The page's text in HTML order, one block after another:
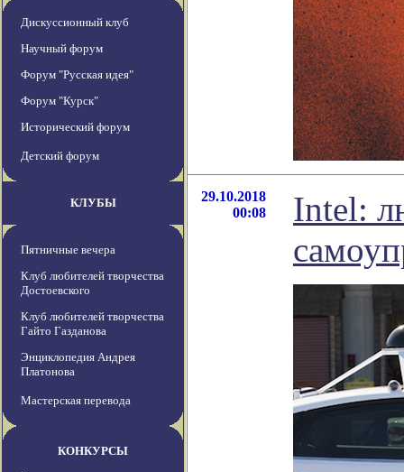
Дискуссионный клуб
Научный форум
Форум "Русская идея"
Форум "Курск"
Исторический форум
Детский форум
КЛУБЫ
Пятничные вечера
Клуб любителей творчества
Достоевского
Клуб любителей творчества
Гайто Газданова
Энциклопедия Андрея
Платонова
Мастерская перевода
КОНКУРСЫ
29.10.2018
00:08
Intel: